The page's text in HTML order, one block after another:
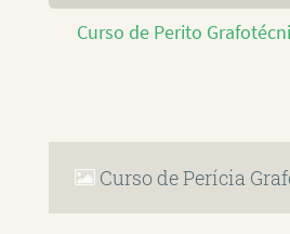
Curso de Perito
Curso de Perícia